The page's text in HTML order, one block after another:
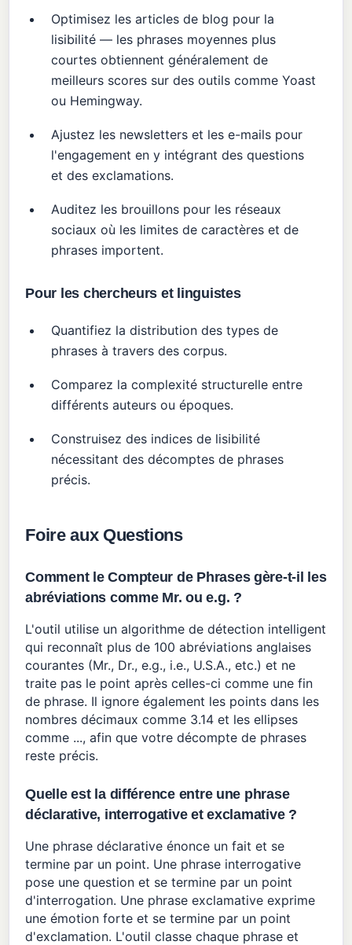
Optimisez les articles de blog pour la
lisibilité — les phrases moyennes plus
courtes obtiennent généralement de
meilleurs scores sur des outils comme Yoast
ou Hemingway.
Ajustez les newsletters et les e-mails pour
l'engagement en y intégrant des questions
et des exclamations.
Auditez les brouillons pour les réseaux
sociaux où les limites de caractères et de
phrases importent.
Pour les chercheurs et linguistes
Quantifiez la distribution des types de
phrases à travers des corpus.
Comparez la complexité structurelle entre
différents auteurs ou époques.
Construisez des indices de lisibilité
nécessitant des décomptes de phrases
précis.
Foire aux Questions
Comment le Compteur de Phrases gère-t-il les
abréviations comme Mr. ou e.g. ?
L'outil utilise un algorithme de détection intelligent
qui reconnaît plus de 100 abréviations anglaises
courantes (Mr., Dr., e.g., i.e., U.S.A., etc.) et ne
traite pas le point après celles-ci comme une fin
de phrase. Il ignore également les points dans les
nombres décimaux comme 3.14 et les ellipses
comme ..., afin que votre décompte de phrases
reste précis.
Quelle est la différence entre une phrase
déclarative, interrogative et exclamative ?
Une phrase déclarative énonce un fait et se
termine par un point. Une phrase interrogative
pose une question et se termine par un point
d'interrogation. Une phrase exclamative exprime
une émotion forte et se termine par un point
d'exclamation. L'outil classe chaque phrase et